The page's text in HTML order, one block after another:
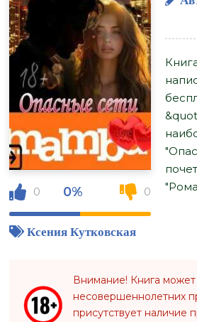
0 0% 0
Ксения Кутковская
Внимание! Книга
несовершеннолетних
присутствует наличие